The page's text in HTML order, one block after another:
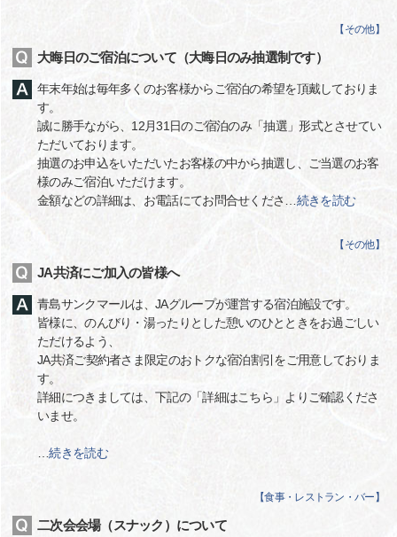
【 その他】
大晦日のご宿泊について（大晦日のみ抽選制です）
年末年始は毎年多くのお客様からご宿泊の希望を頂戴しておりま
す。
誠に勝手ながら、12月31日のご宿泊のみ「抽選」形式とさせてい
ただいております。
抽選のお申込をいただいたお客様の中から抽選し、ご当選のお客
様のみご宿泊いただけます。
金額などの詳細は、お電話にてお問合せくださ
続きを読む
【 その他】
JA共済にご加入の皆様へ
青島サンクマールは、JAグループが運営する宿泊施設です。
皆様に、のんびり・湯ったりとした憩いのひとときをお過ごしい
ただけるよう、
JA共済ご契約者さま限定のおトクな宿泊割引をご用意しておりま
す。
詳細につきましては、下記の「詳細はこちら」よりご確認くださ
いませ。
…続きを読む
【食事・レストラン・バー 】
二次会会場（スナック）について